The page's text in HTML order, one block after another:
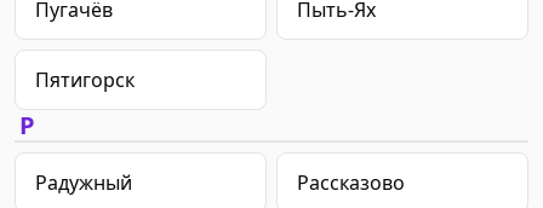
Пугачёв Пыть-Ях
Пятигорск
Р
Радужный Рассказово